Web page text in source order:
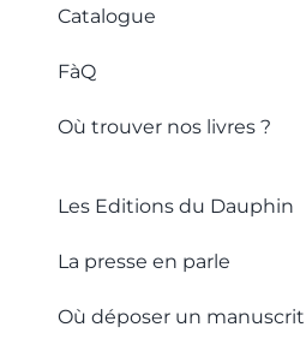
Catalogue
FàQ
Où trouver nos livres ?
Les Editions du Dauphin
La presse en parle
Où déposer un manuscrit